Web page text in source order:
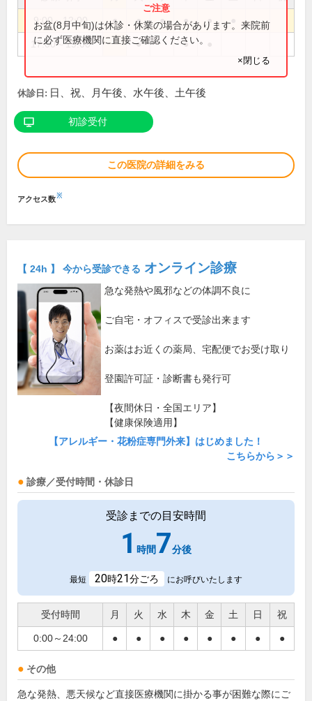
9:00～12:00 ● ● ● ● ●
17:00～19:00 ● ●
お盆(8月中旬)は休診・休業の場合があります。来院前
に必ず医療機関に直接ご確認ください。
×閉じる
休診日: 日、祝、月午後、水午後、土午後
初診受付
この医院の詳細をみる
アクセス数※
【 24h 】 今から受診できる オンライン診療
急な発熱や風邪などの体調不良に
ご自宅・オフィスで受診出来ます
お薬はお近くの薬局、宅配便でお受け取り
登園許可証・診断書も発行可
【夜間休日・全国エリア】
【健康保険適用】
【アレルギー・花粉症専門外来】はじめました！
こちらから＞＞
診療／受付時間・休診日
受診までの目安時間
1 時間7分後
最短 20時21分ごろ にお呼びいたします
受付時間 月 火 水 木 金 土 日 祝
0:00～24:00 ● ● ● ● ● ● ● ●
その他
急な発熱、悪天候など直接医療機関に掛かる事が困難な際にご